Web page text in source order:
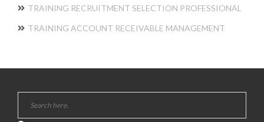
TRAINING RECRUITMENT SELECTION PROFESSIONAL
TRAINING ACCOUNT RECEIVABLE MANAGEMENT